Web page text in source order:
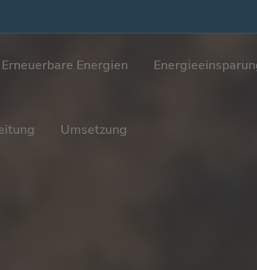
Erneuerbare Energien
Umsetzung